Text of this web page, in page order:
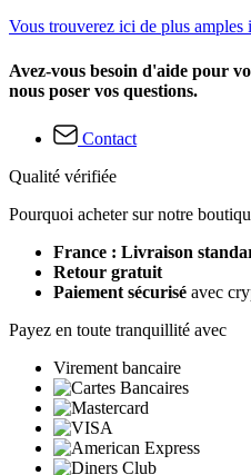
Vous trouverez ici de plus amples
Avez-vous besoin d'aide pour
nous poser vos questions.
Contact
Qualité vérifiée
Pourquoi acheter sur notre
France : Livraison
Retour gratuit
Paiement sécurisé avec
Payez en toute tranquillité avec
Virement bancaire